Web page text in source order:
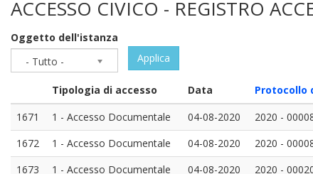
ACCESSO CIVICO - REGISTRO
Oggetto dell'istanza
- Tutto -
Applica
Tipologia di accesso Data Protocollo
1671
1 - Accesso Documentale 04-08-2020 2020 -
1672
1 - Accesso Documentale 04-08-2020 2020 -
1673
1 - Accesso Documentale 04-08-2020 2020 -